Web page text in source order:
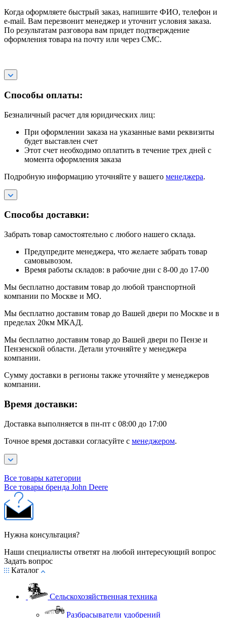
Когда оформляете быстрый заказ, напишите ФИО, телефон и
e-mail. Вам перезвонит менеджер и уточнит условия заказа.
По результатам разговора вам придет подтверждение
оформления товара на почту или через СМС.
Способы оплаты:
Безналичный расчет для юридических лиц:
При оформлении заказа на указанные вами реквизиты
будет выставлен счет
Этот счет необходимо оплатить в течение трех дней с
момента оформления заказа
Подробную информацию уточняйте у вашего менеджера.
Способы доставки:
Забрать товар самостоятельно с любого нашего склада.
Предупредите менеджера, что желаете забрать товар
самовывозом.
Время работы складов: в рабочие дни с 8-00 до 17-00
Мы бесплатно доставим товар до любой транспортной
компании по Москве и МО.
Мы бесплатно доставим товар до Вашей двери по Москве и в
пределах 20км МКАД.
Мы бесплатно доставим товар до Вашей двери по Пензе и
Пензенской области. Детали уточняйте у менеджера
компании.
Сумму доставки в регионы также уточняйте у менеджеров
компании.
Время доставки:
Доставка выполняется в пн-пт с 08:00 до 17:00
Точное время доставки согласуйте с менеджером.
Все товары категории
Все товары бренда John Deere
Нужна консультация?
Наши специалисты ответят на любой интересующий вопрос
Задать вопрос
Каталог
Сельскохозяйственная техника
Разбрасыватели удобрений